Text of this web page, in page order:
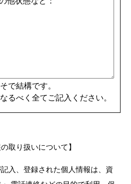
で結構です。
るべく全てご記入ください。
の取り扱いについて】
入、登録された個人情報は、資